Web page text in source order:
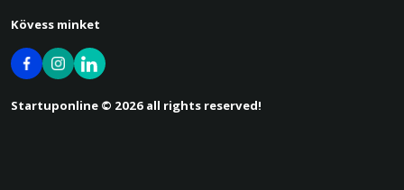
Kövess minket
Startuponline © 2026 all rights reserved!